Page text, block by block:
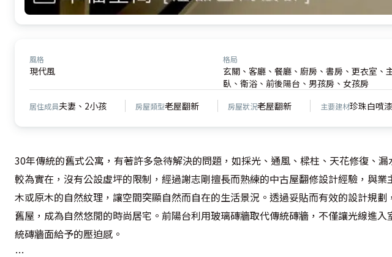
風格
現代風
格局
玄關、客廳、餐廳、廚房、書房、更衣室、
臥、衛浴、前後陽台、男孩房、女孩房
居住成員夫妻、2小孩 房屋類型老屋翻新 房屋狀況老屋翻新 主要建材珍珠白噴
30年傳統的舊式公寓，有著許多急待解決的問題，如採光、通風、樑柱、天花修復、
較為實在，沒有公設虛坪的限制，經過謝志剛擅長而熟練的中古屋翻修設計經驗，與
木或原木的自然紋理，讓空間突顯自然而自在的生活景況。透過妥貼而有效的設計規
舊屋，成為自然悠閒的時尚居宅。前陽台利用玻璃磚牆取代傳統磚牆，不僅讓光線進
統磚牆面給予的壓迫感。